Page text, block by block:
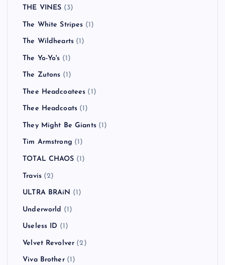
THE VINES (3)
The White Stripes (1)
The Wildhearts (1)
The Yo-Yo's (1)
The Zutons (1)
Thee Headcoatees (1)
Thee Headcoats (1)
They Might Be Giants(1)
Tim Armstrong (1)
TOTAL CHAOS (1)
Travis(2)
ULTRA BRAiN (1)
Underworld (1)
Useless ID (1)
Velvet Revolver (2)
Viva Brother(1)